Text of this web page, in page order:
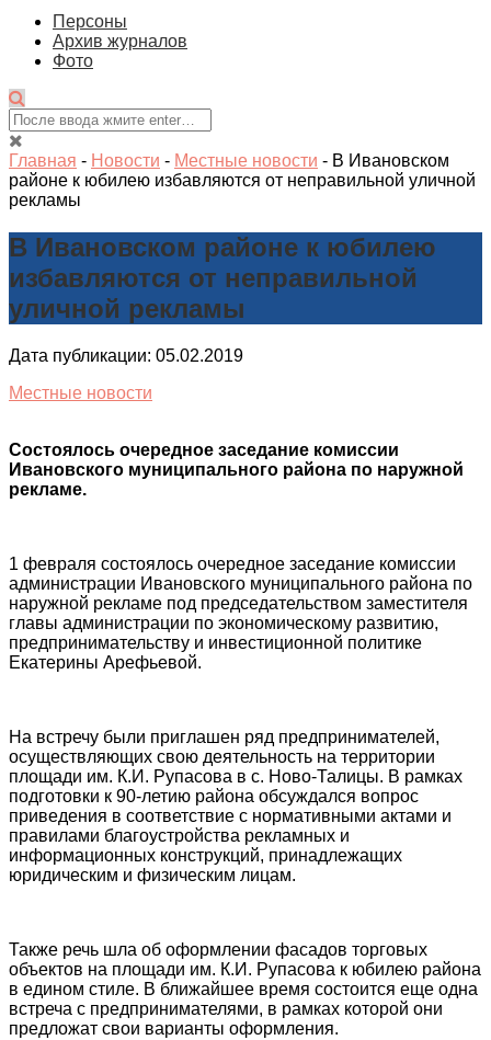
Персоны
Архив журналов
Фото
Главная - Новости - Местные новости - В Ивановском
районе к юбилею избавляются от неправильной уличной
рекламы
В Ивановском районе к юбилею
избавляются от неправильной
уличной рекламы
Дата публикации: 05.02.2019
Местные новости
Состоялось очередное заседание комиссии
Ивановского муниципального района по наружной
рекламе.
1 февраля состоялось очередное заседание комиссии
администрации Ивановского муниципального района по
наружной рекламе под председательством заместителя
главы администрации по экономическому развитию,
предпринимательству и инвестиционной политике
Екатерины Арефьевой.
На встречу были приглашен ряд предпринимателей,
осуществляющих свою деятельность на территории
площади им. К.И. Рупасова в с. Ново-Талицы. В рамках
подготовки к 90-летию района обсуждался вопрос
приведения в соответствие с нормативными актами и
правилами благоустройства рекламных и
информационных конструкций, принадлежащих
юридическим и физическим лицам.
Также речь шла об оформлении фасадов торговых
объектов на площади им. К.И. Рупасова к юбилею района
в едином стиле. В ближайшее время состоится еще одна
встреча с предпринимателями, в рамках которой они
предложат свои варианты оформления.